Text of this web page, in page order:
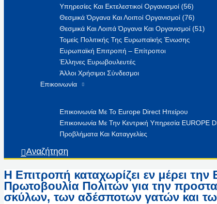
Υπηρεσίες Και Εκτελεστικοί Οργανισμοί (56)
Θεσμικά Όργανα Και Λοιποί Οργανισμοί (76)
Θεσμικά Και Λοιπά Όργανα Και Οργανισμοί (51)
Τομείς Πολιτικής Της Ευρωπαϊκής Ένωσης
Ευρωπαϊκή Επιτροπή – Επίτροποι
Έλληνες Ευρωβουλευτές
Άλλοι Χρήσιμοι Σύνδεσμοι
Επικοινωνία
Επικοινωνία Με Το Europe Direct Ηπείρου
Επικοινωνία Με Την Κεντρική Υπηρεσία EUROPE
Προβλήματα Και Καταγγελίες
Αναζήτηση
Η Επιτροπή καταχωρίζει εν μέρει
Πρωτοβουλία Πολιτών για την
σκύλων, των αδέσποτων γατών και